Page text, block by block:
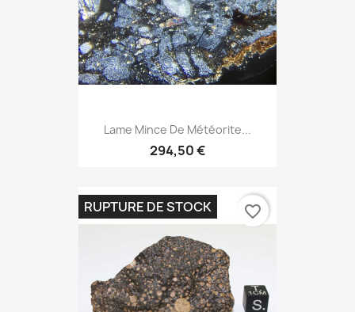
Lame Mince De Météorite...
294,50 €
RUPTURE DE STOCK favorite_border